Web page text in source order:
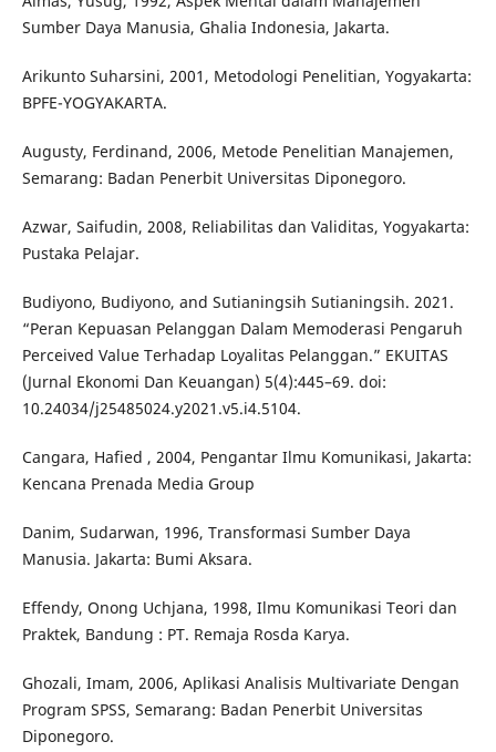
Sumber Daya Manusia, Ghalia Indonesia, Jakarta.
Arikunto Suharsini, 2001, Metodologi Penelitian, Yogyakarta:
BPFE-YOGYAKARTA.
Augusty, Ferdinand, 2006, Metode Penelitian Manajemen,
Semarang: Badan Penerbit Universitas Diponegoro.
Azwar, Saifudin, 2008, Reliabilitas dan Validitas, Yogyakarta:
Pustaka Pelajar.
Budiyono, Budiyono, and Sutianingsih Sutianingsih. 2021.
“Peran Kepuasan Pelanggan Dalam Memoderasi Pengaruh
Perceived Value Terhadap Loyalitas Pelanggan.” EKUITAS
(Jurnal Ekonomi Dan Keuangan) 5(4):445–69. doi:
10.24034/j25485024.y2021.v5.i4.5104.
Cangara, Hafied , 2004, Pengantar Ilmu Komunikasi, Jakarta:
Kencana Prenada Media Group
Danim, Sudarwan, 1996, Transformasi Sumber Daya
Manusia. Jakarta: Bumi Aksara.
Effendy, Onong Uchjana, 1998, Ilmu Komunikasi Teori dan
Praktek, Bandung : PT. Remaja Rosda Karya.
Ghozali, Imam, 2006, Aplikasi Analisis Multivariate Dengan
Program SPSS, Semarang: Badan Penerbit Universitas
Diponegoro.